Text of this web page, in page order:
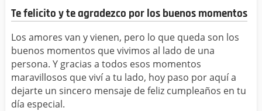
Te felicito y te agradezco por los buenos momentos
Los amores van y vienen, pero lo que queda son los
buenos momentos que vivimos al lado de una
persona. Y gracias a todos esos momentos
maravillosos que viví a tu lado, hoy paso por aquí a
dejarte un sincero mensaje de feliz cumpleaños en tu
día especial.